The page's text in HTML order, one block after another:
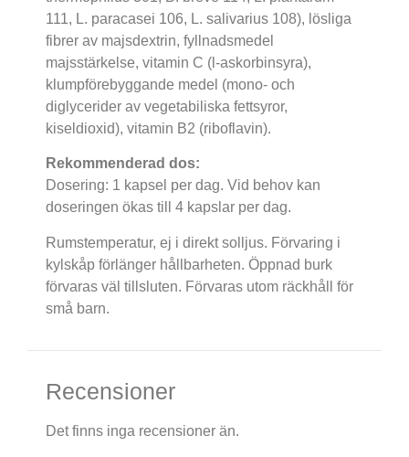
111, L. paracasei 106, L. salivarius 108), lösliga
fibrer av majsdextrin, fyllnadsmedel
majsstärkelse, vitamin C (l-askorbinsyra),
klumpförebyggande medel (mono- och
diglycerider av vegetabiliska fettsyror,
kiseldioxid), vitamin B2 (riboflavin).
Rekommenderad dos:
Dosering: 1 kapsel per dag. Vid behov kan
doseringen ökas till 4 kapslar per dag.
Rumstemperatur, ej i direkt solljus. Förvaring i
kylskåp förlänger hållbarheten. Öppnad burk
förvaras väl tillsluten. Förvaras utom räckhåll för
små barn.
Recensioner
Det finns inga recensioner än.